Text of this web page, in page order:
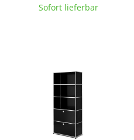
Sofort lieferbar